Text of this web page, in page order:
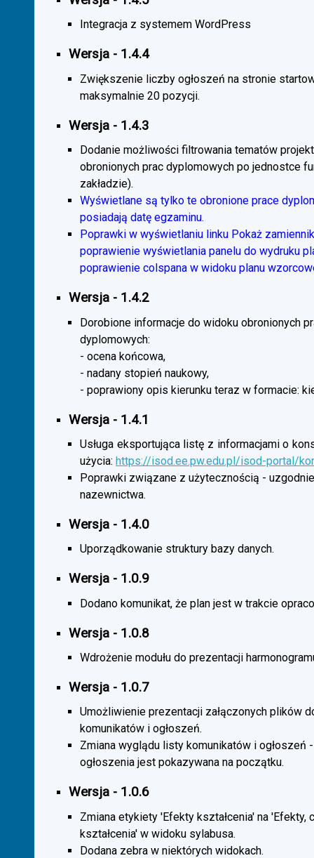
Integracja z systemem WordPress
Wersja - 1.4.4
Zwiększenie liczby ogłoszeń na stronie
maksymalnie 20 pozycji.
Wersja - 1.4.3
Dodanie możliwości filtrowania tematów
obronionych prac dyplomowych po jednostce
zakładzie).
Wyświetlane są tylko te obronione prace
posiadają datę egzaminu.
Poprawki w wyświetlaniu linku Pokaż
poprawienie wyświetlania panelu do wydruku
poprawienie colspana w widoku planu
Wersja - 1.4.2
Dorobione informacje do widoku obronionych
dyplomowych:
- ocena końcowa,
- nadany stopień naukowy,
- poprawiony opis kierunku teraz w formacie:
Wersja - 1.4.1
Usługa eksportująca listę z informacjami o
użycia: https://isod.ee.pw.edu.pl/isod-portal/
Poprawki związane z użytecznością -
nazewnictwa.
Wersja - 1.4.0
Uporządkowanie struktury bazy danych.
Wersja - 1.0.9
Dodano komunikat, że plan jest w trakcie
Wersja - 1.0.8
Wdrożenie modułu do prezentacji
Wersja - 1.0.7
Umożliwienie prezentacji załączonych plików
komunikatów i ogłoszeń.
Zmiana wyglądu listy komunikatów i ogłoszeń
ogłoszenia jest pokazywana na początku.
Wersja - 1.0.6
Zmiana etykiety 'Efekty kształcenia' na 'Efekty,
kształcenia' w widoku sylabusa.
Dodana zebra w niektórych widokach.